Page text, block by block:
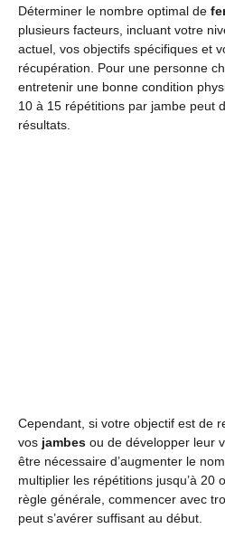
Déterminer le nombre optimal de
plusieurs facteurs, incluant votre
actuel, vos objectifs spécifiques et
récupération. Pour une personne
entretenir une bonne condition
10 à 15 répétitions par jambe peut
résultats.
Cependant, si votre objectif est de
vos jambes ou de développer leur
être nécessaire d’augmenter le
multiplier les répétitions jusqu’à 20
règle générale, commencer avec
peut s’avérer suffisant au début.